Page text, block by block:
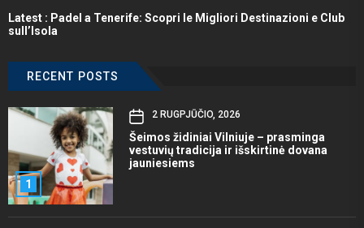
Latest : Padel a Tenerife: Scopri le Migliori Destinazioni e Club
sull’Isola
RECENT POSTS
1
2 RUGPJŪČIO, 2026
Šeimos židiniai Vilniuje – prasminga
vestuvių tradicija ir išskirtinė dovana
jauniesiems